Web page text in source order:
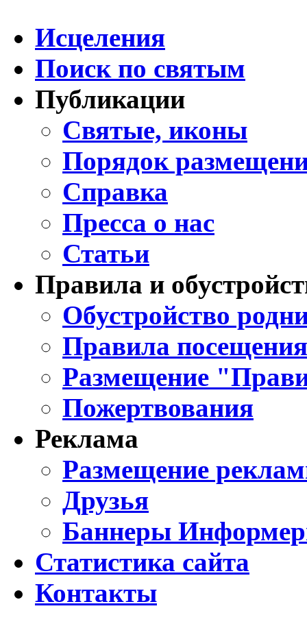
Исцеления
Поиск по святым
Публикации
Святые, иконы
Порядок
Справка
Пресса о нас
Статьи
Правила и
Обустройство
Правила
Размещение
Пожертвования
Реклама
Размещение
Друзья
Баннеры
Статистика сайта
Контакты